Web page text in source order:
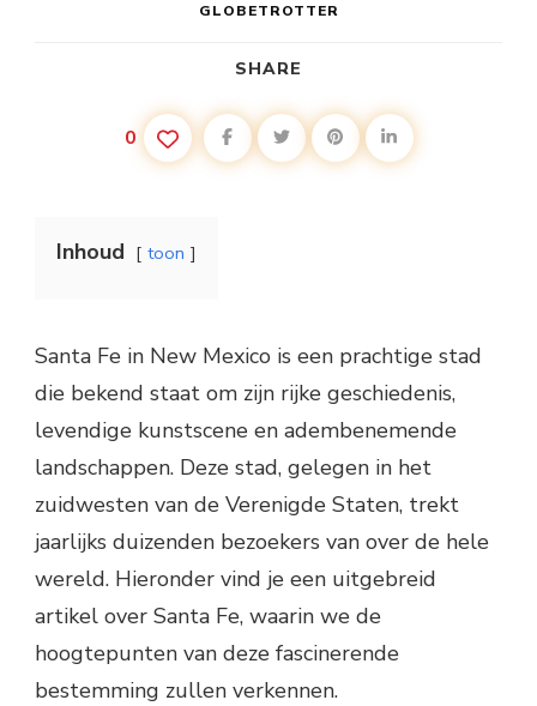
GLOBETROTTER
SHARE
0
Inhoud toon
Santa Fe in New Mexico is een prachtige stad
die bekend staat om zijn rijke geschiedenis,
levendige kunstscene en adembenemende
landschappen. Deze stad, gelegen in het
zuidwesten van de Verenigde Staten, trekt
jaarlijks duizenden bezoekers van over de hele
wereld. Hieronder vind je een uitgebreid
artikel over Santa Fe, waarin we de
hoogtepunten van deze fascinerende
bestemming zullen verkennen.